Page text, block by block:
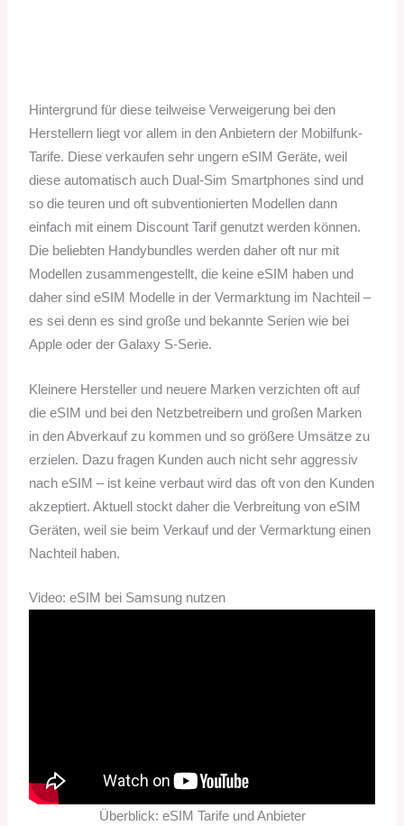
Hintergrund für diese teilweise Verweigerung bei den
Herstellern liegt vor allem in den Anbietern der Mobilfunk-
Tarife. Diese verkaufen sehr ungern eSIM Geräte, weil
diese automatisch auch Dual-Sim Smartphones sind und
so die teuren und oft subventionierten Modellen dann
einfach mit einem Discount Tarif genutzt werden können.
Die beliebten Handybundles werden daher oft nur mit
Modellen zusammengestellt, die keine eSIM haben und
daher sind eSIM Modelle in der Vermarktung im Nachteil –
es sei denn es sind große und bekannte Serien wie bei
Apple oder der Galaxy S-Serie.
Kleinere Hersteller und neuere Marken verzichten oft auf
die eSIM und bei den Netzbetreibern und großen Marken
in den Abverkauf zu kommen und so größere Umsätze zu
erzielen. Dazu fragen Kunden auch nicht sehr aggressiv
nach eSIM – ist keine verbaut wird das oft von den Kunden
akzeptiert. Aktuell stockt daher die Verbreitung von eSIM
Geräten, weil sie beim Verkauf und der Vermarktung einen
Nachteil haben.
Video: eSIM bei Samsung nutzen
Überblick: eSIM Tarife und Anbieter